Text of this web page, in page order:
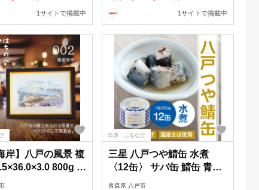
1サイトで掲載中
18パック 日用品 八戸市 青
森県 送料無料
1サイトで掲載中
岸】八戸の風景 複
800g 風
き マット 青森県
出典：ふるなび
三星 八戸つや鯖缶 水煮
〈12缶〉 サバ缶 鯖缶 青森
県 八戸市
青森県 八戸市